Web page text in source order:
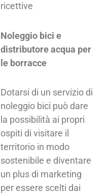
ricettive
Noleggio bici e
distributore acqua per
le borracce
Dotarsi di un servizio di
noleggio bici può dare
la possibilità ai propri
ospiti di visitare il
territorio in modo
sostenibile e diventare
un plus di marketing
per essere scelti dai